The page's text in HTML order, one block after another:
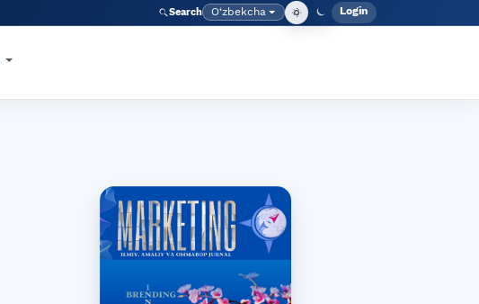
Search Language
O‘zbekcha Admin
Login